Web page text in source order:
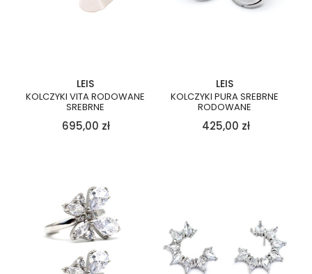
LEIS
KOLCZYKI VITA RODOWANE
SREBRNE
695,00 zł
LEIS
KOLCZYKI PURA SREBRNE
RODOWANE
425,00 zł